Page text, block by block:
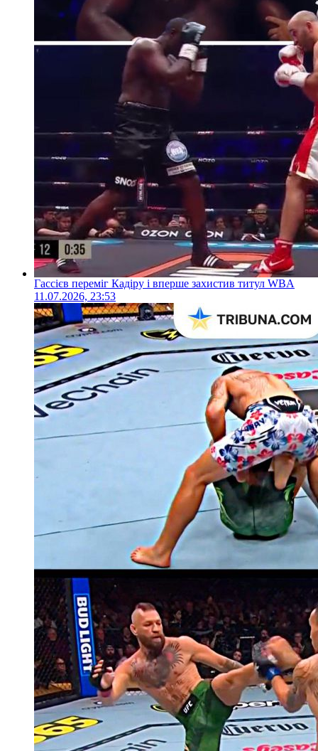
Гассієв переміг Кадіру і вперше захистив титул WBA
11.07.2026, 23:53